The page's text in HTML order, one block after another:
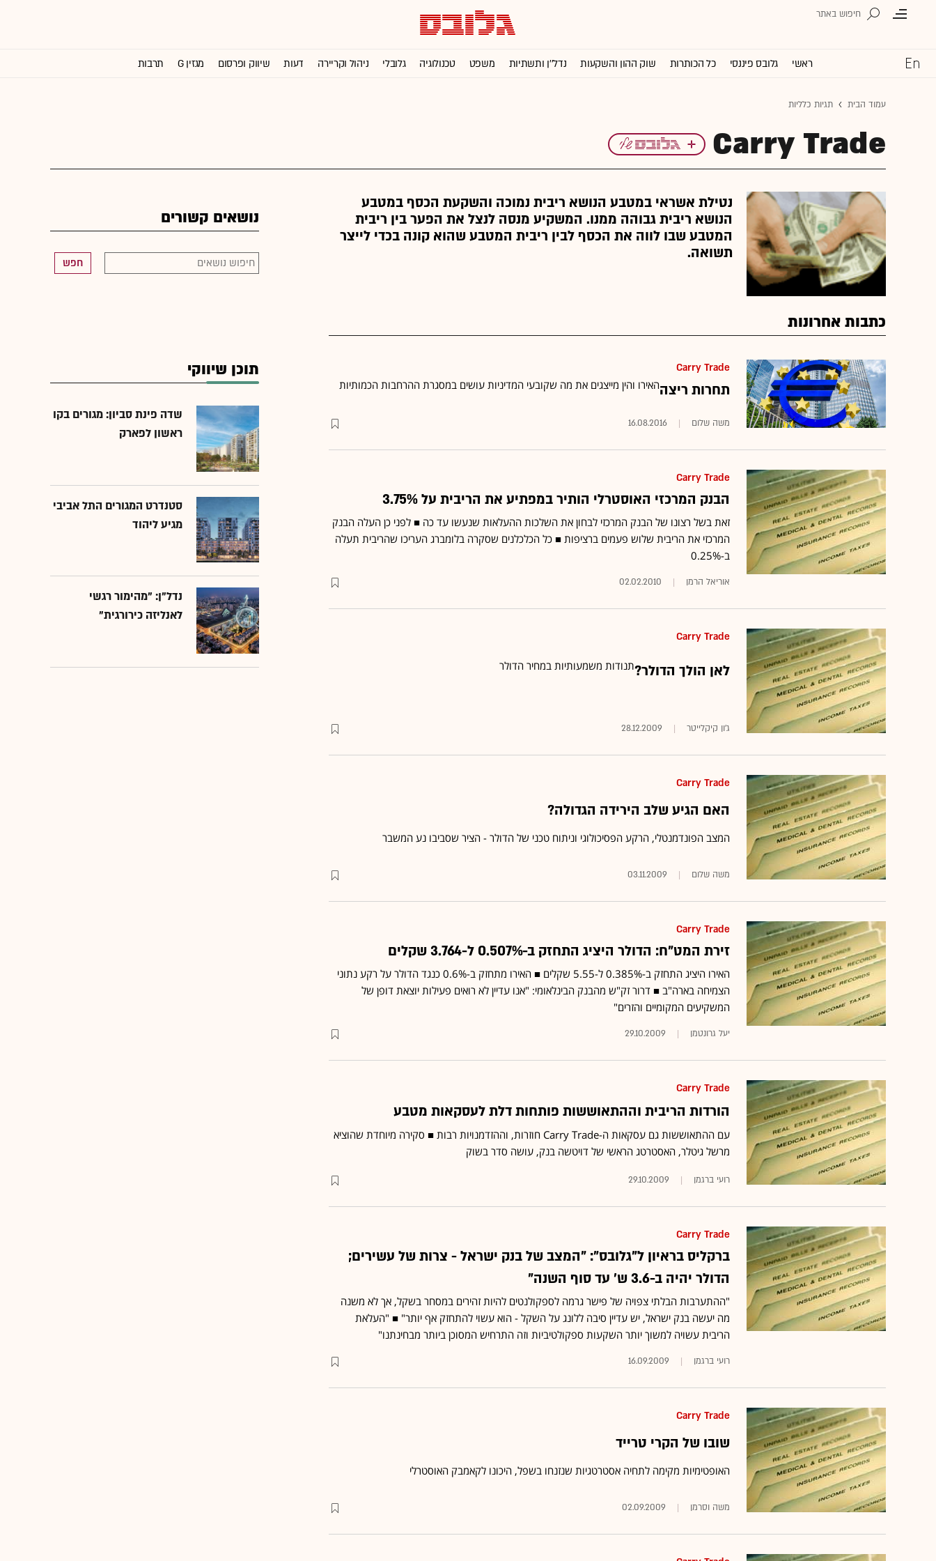
ראשי גלובס פיננסי כל הכותרות שוק ההון והשקעות נדל''ן ותשתיות משפט טכנולוגיה גלובלי ניהול וקריירה דעות שיווק ופרסום מגזין G תרבות
עמוד הבית תגיות כלליות
Carry Trade
נטילת אשראי במטבע הנושא ריבית נמוכה והשקעת הכסף במטבע
הנושא ריבית גבוהה ממנו. המשקיע מנסה לנצל את הפער בין ריבית
המטבע שבו לווה את הכסף לבין ריבית המטבע שהוא קונה בכדי לייצר
תשואה.
כתבות אחרונות
Carry Trade
תחרות ריצההאירו והין מייצגים את מה שקובעי המדיניות עושים במסגרת ההרחבות הכמותיות
משה שלום 16.08.2016
Carry Trade
הבנק המרכזי האוסטרלי הותיר במפתיע את הריבית על 3.75%
זאת בשל רצונו של הבנק המרכזי לבחון את השלכות ההעלאות שנעשו עד כה ■ לפני כן העלה הבנק
המרכזי את הריבית שלוש פעמים ברציפות ■ כל הכלכלנים שסקרה בלומברג העריכו שהריבית תעלה
ב-0.25%
אוריאל הרמן 02.02.2010
Carry Trade
לאן הולך הדולר?תנודות משמעותיות במחיר הדולר
ג'ון קיקלייטר 28.12.2009
Carry Trade
האם הגיע שלב הירידה הגדולה?
המצב הפונדמנטלי, הרקע הפסיכולוגי וניתוח טכני של הדולר - הציר שסביבו נע המשבר
משה שלום 03.11.2009
Carry Trade
זירת המט"ח: הדולר היציג התחזק ב-0.507% ל-3.764 שקלים
האירו היציג התחזק ב-0.385% ל-5.55 שקלים ■ האירו מתחזק ב-0.6% כנגד הדולר על רקע נתוני
הצמיחה בארה"ב ■ דרור זק"ש מהבנק הבינלאומי: "אנו עדיין לא רואים פעילות יוצאת דופן של
המשקיעים המקומיים והזרים"
יעל גרונטמן 29.10.2009
Carry Trade
הורדות הריבית וההתאוששות פותחות דלת לעסקאות מטבע
עם ההתאוששות גם עסקאות ה-Carry Trade חוזרות, וההזדמנויות רבות ■ סקירה מיוחדת שהוציא
מרשל גיטלר, האסטרטג הראשי של דויטשה בנק, עושה סדר בשוק
רועי ברגמן 29.10.2009
Carry Trade
ברקליס בראיון ל"גלובס": "המצב של בנק ישראל - צרות של עשירים;
הדולר יהיה ב-3.6 ש' עד סוף השנה"
"ההתערבות הבלתי צפויה של פישר גרמה לספקולנטים להיות זהירים במסחר בשקל, אך לא משנה
מה יעשה בנק ישראל, יש עדיין סיבה ללונג על השקל - הוא עשוי להתחזק אף יותר" ■ "העלאת
הריבית עשויה למשוך יותר השקעות ספקולטיביות וזה התרחיש המסוכן ביותר מבחינתנו"
רועי ברגמן 16.09.2009
Carry Trade
שובו של הקרי טרייד
האופטימיות מקימה לתחיה אסטרטגיות שנזנחו בשפל, היכונו לקאמבק האוסטרלי
משה וסרמן 02.09.2009
נושאים קשורים
חפש
תוכן שיווקי
שדה פינת סביון: מגורים בקו
ראשון לפארק
סטנדרט המגורים התל אביבי
מגיע ליהוד
נדל"ן: "מהימור רגשי
לאנליזה כירורגית"